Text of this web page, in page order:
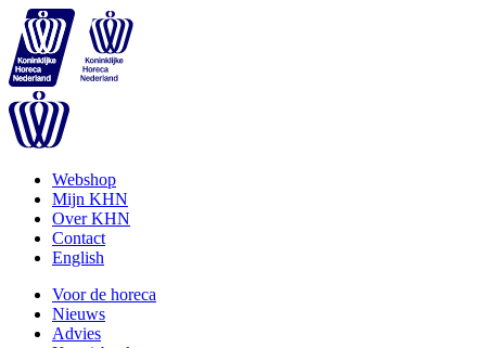
Webshop
Mijn KHN
Over KHN
Contact
English
Voor de horeca
Nieuws
Advies